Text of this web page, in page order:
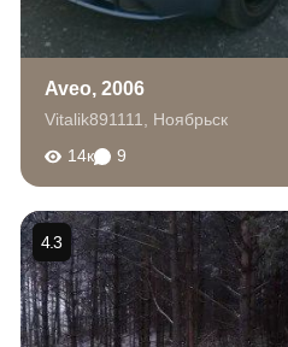
Aveo, 2006
Vitalik891111
Ноябрьск
14к
9
4.3